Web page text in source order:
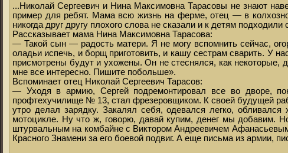
...Николай Сергеевич и Нина Максимовна Тарасовы не знают
пример для ребят. Мама всю жизнь на ферме, отец — в
никогда друг другу плохого слова не сказали и к детям
Рассказывает мама Нина Максимовна Тарасова:
— Такой сын — радость матери. Я не могу вспомнить сейчас,
оладьи испечь, и борщ приготовить, и кашу сестрам сварить. У
присмотрены будут и ухожены. Он не стеснялся, как
мне все интересно. Пишите побольше».
Вспоминает отец Николай Сергеевич Тарасов:
— Уходя в армию, Сергей подремонтировал все во дворе,
профтехучилище № 13, стал фрезеровщиком. К своей будущей
утро делал зарядку. Закалял себя, одевался легко,
мотоцикле. Ну что ж, говорю, давай купим, денег мы добавим.
штурвальным на комбайне с Виктором Андреевичем
Красного Знамени за его боевой подвиг. А еще письма из армии,